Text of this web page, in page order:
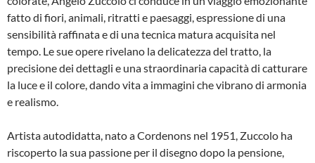
fatto di fiori, animali, ritratti e paesaggi, espressione di una
sensibilità raffinata e di una tecnica matura acquisita nel
tempo. Le sue opere rivelano la delicatezza del tratto, la
precisione dei dettagli e una straordinaria capacità di catturare
la luce e il colore, dando vita a immagini che vibrano di armonia
e realismo.
Artista autodidatta, nato a Cordenons nel 1951, Zuccolo ha
riscoperto la sua passione per il disegno dopo la pensione,